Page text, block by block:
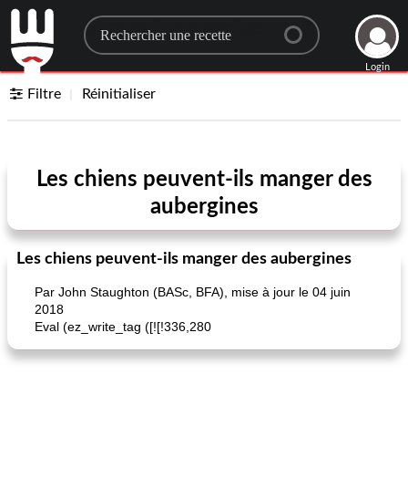
Search for a recipe
Login
Filtre Réinitialiser
Les chiens peuvent-ils manger des
aubergines
Les chiens peuvent-ils manger des aubergines
Par John Staughton (BASc, BFA), mise à jour le 04 juin
2018
Eval (ez_write_tag ([![!336,280